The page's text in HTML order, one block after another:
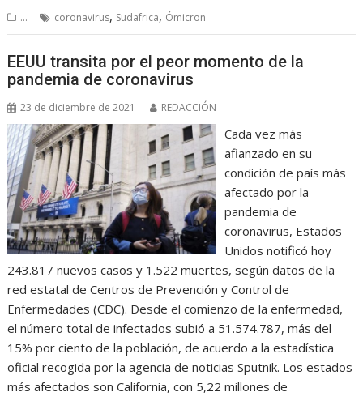
... coronavirus, Sudafrica, Ómicron
EEUU transita por el peor momento de la
pandemia de coronavirus
23 de diciembre de 2021 REDACCIÓN
Cada vez más
afianzado en su
condición de país más
afectado por la
pandemia de
coronavirus, Estados
Unidos notificó hoy
243.817 nuevos casos y 1.522 muertes, según datos de la
red estatal de Centros de Prevención y Control de
Enfermedades (CDC). Desde el comienzo de la enfermedad,
el número total de infectados subió a 51.574.787, más del
15% por ciento de la población, de acuerdo a la estadística
oficial recogida por la agencia de noticias Sputnik. Los estados
más afectados son California, con 5,22 millones de